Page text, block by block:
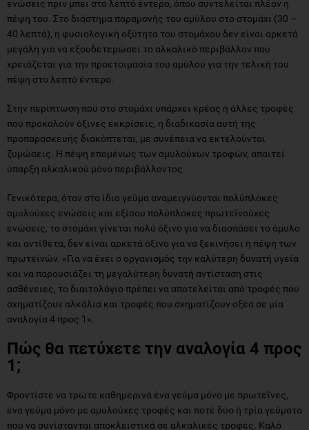
ενώσεις πριν μπει στο λεπτό έντερο, όπου συντελείται πλέον η
πέψη του. Στο διάστημα παραμονής του αμύλου στο στομάχι (30 –
40 λεπτά), η φυσιολογική οξύτητα του στομάχου δεν είναι αρκετά
μεγάλη για να εξουδετερώσει το αλκαλικό περιβάλλον που
χρειάζεται για την προετοιμασία του αμύλου για την τελική του
πέψη στο λεπτό έντερο.
Στην περίπτωση που στο στομάχι υπάρχει κρέας ή άλλες τροφές
που προκαλούν όξινες εκκρίσεις, η διαδικασία αυτή της
προπαρασκευής διακόπτεται, με συνέπεια να εκτελούνται
ζυμώσεις. Η πέψη επομένως των αμυλούχων τροφών, απαιτεί
ύπαρξη αλκαλικού μόνο περιβάλλοντος.
Γενικότερα, όταν στο ίδιο γεύμα αναμειγνύονται πολύπλοκες
αμυλούχες ενώσεις και εξίσου πολύπλοκες πρωτεϊνούχες
ενώσεις, το στομάχι γίνεται πολύ όξινο για να διασπάσει το άμυλο
και αντίθετα, δεν είναι αρκετά όξινο για να ξεκινήσει η πέψη των
πρωτεϊνών. «Για να έχει ο οργανισμός την καλύτερη δυνατή υγεία
και να παρουσιάζει τη μεγαλύτερη δυνατή αντίσταση στις
ασθένειες, το διαιτολόγιο πρέπει να αποτελείται από τροφές που
σχηματίζουν αλκάλια και τροφές που σχηματίζουν οξέα σε μία
αναλογία 4 προς 1».
Πώς θα πετύχετε την αναλογία 4 προς
1;
Φροντίστε να τρώτε καθημερινά ένα γεύμα μόνο με πρωτεΐνες,
ένα γεύμα μόνο με αμυλούχες τροφές και ποτέ δύο ή τρία γεύματα
που να συνίστανται αποκλειστικά σε αλκαλικές τροφές. Καλό